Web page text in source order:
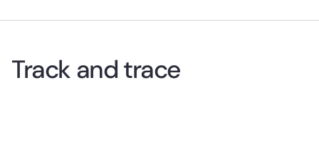
Track and trace